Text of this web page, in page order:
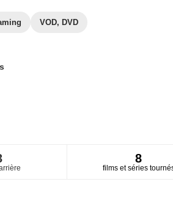
VOD, DVD
8
films et séries